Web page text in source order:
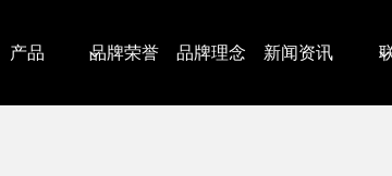
产品 品牌荣誉 品牌理念 新闻资讯